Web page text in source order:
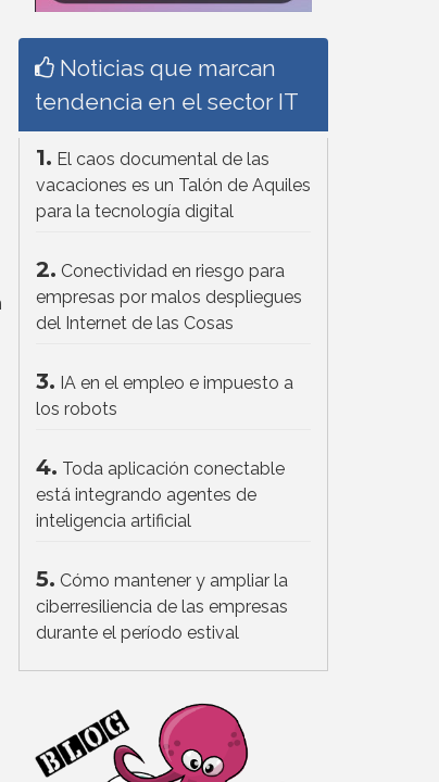
Noticias que marcan
tendencia en el sector IT
1. El caos documental de las
vacaciones es un Talón de Aquiles
para la tecnología digital
2. Conectividad en riesgo para
empresas por malos despliegues
del Internet de las Cosas
3. IA en el empleo e impuesto a
los robots
4. Toda aplicación conectable
está integrando agentes de
inteligencia artificial
5. Cómo mantener y ampliar la
ciberresiliencia de las empresas
durante el período estival